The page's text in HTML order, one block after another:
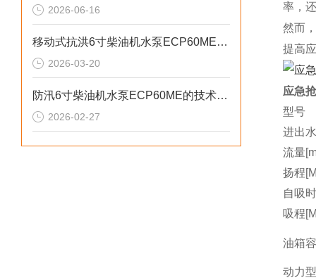
2026-06-16
移动式抗洪6寸柴油机水泵ECP60ME产品介绍
2026-03-20
防汛6寸柴油机水泵ECP60ME的技术参数
2026-02-27
率，
然而
提高
应急
型号
进出
流量
扬程
自吸
吸程
油箱
动力